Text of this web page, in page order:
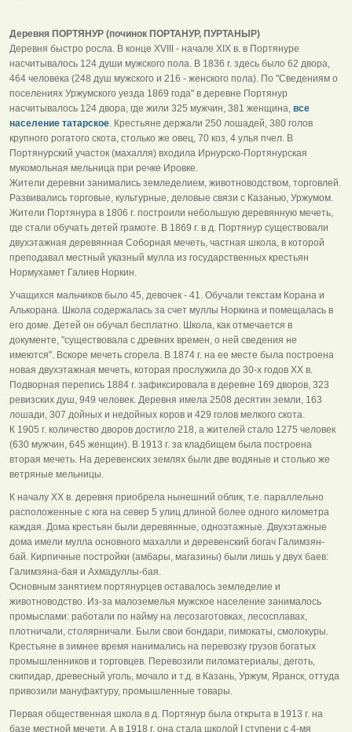
Деревня ПОРТЯНУР (починок ПОРТАНУР, ПУРТАНЫР)
Деревня быстро росла. В конце XVIII - начале XIX в. в Портянуре
насчитывалось 124 души мужского пола. В 1836 г. здесь было 62 двора,
464 человека (248 душ мужского и 216 - женского пола). По "Сведениям о
поселениях Уржумского уезда 1869 года" в деревне Портянур
насчитывалось 124 двора, где жили 325 мужчин, 381 женщина, все
население татарское. Крестьяне держали 250 лошадей, 380 голов
крупного рогатого скота, столько же овец, 70 коз, 4 улья пчел. В
Портянурский участок (махалля) входила Ирнурско-Портянурская
мукомольная мельница при речке Ировке.
Жители деревни занимались земледелием, животноводством, торговлей.
Развивались торговые, культурные, деловые связи с Казанью, Уржумом.
Жители Портянура в 1806 г. построили небольшую деревянную мечеть,
где стали обучать детей грамоте. В 1869 г. в д. Портянур существовали
двухэтажная деревянная Соборная мечеть, частная школа, в которой
преподавал местный указный мулла из государственных крестьян
Нормухамет Галиев Норкин.
Учащихся мальчиков было 45, девочек - 41. Обучали текстам Корана и
Алькорана. Школа содержалась за счет муллы Норкина и помещалась в
его доме. Детей он обучал бесплатно. Школа, как отмечается в
документе, "существовала с древних времен, о ней сведения не
имеются". Вскоре мечеть сгорела. В 1874 г. на ее месте была построена
новая двухэтажная мечеть, которая прослужила до 30-х годов XX в.
Подворная перепись 1884 г. зафиксировала в деревне 169 дворов, 323
ревизских душ, 949 человек. Деревня имела 2508 десятин земли, 163
лошади, 307 дойных и недойных коров и 429 голов мелкого скота.
К 1905 г. количество дворов достигло 218, а жителей стало 1275 человек
(630 мужчин, 645 женщин). В 1913 г. за кладбищем была построена
вторая мечеть. На деревенских землях были две водяные и столько же
ветряные мельницы.
К началу XX в. деревня приобрела нынешний облик, т.е. параллельно
расположенные с юга на север 5 улиц длиной более одного километра
каждая. Дома крестьян были деревянные, одноэтажные. Двухэтажные
дома имели мулла основного махалли и деревенский богач Галимзян-
бай. Кирпичные постройки (амбары, магазины) были лишь у двух баев:
Галимзяна-бая и Ахмадуллы-бая.
Основным занятием портянурцев оставалось земледелие и
животноводство. Из-за малоземелья мужское население занималось
промыслами: работали по найму на лесозаготовках, лесосплавах,
плотничали, столярничали. Были свои бондари, пимокаты, смолокуры.
Крестьяне в зимнее время нанимались на перевозку грузов богатых
промышленников и торговцев. Перевозили пиломатериалы, деготь,
скипидар, древесный уголь, мочало и т.д. в Казань, Уржум, Яранск, оттуда
привозили мануфактуру, промышленные товары.
Первая общественная школа в д. Портянур была открыта в 1913 г. на
базе местной мечети. А в 1918 г. она стала школой I ступени с 4-мя